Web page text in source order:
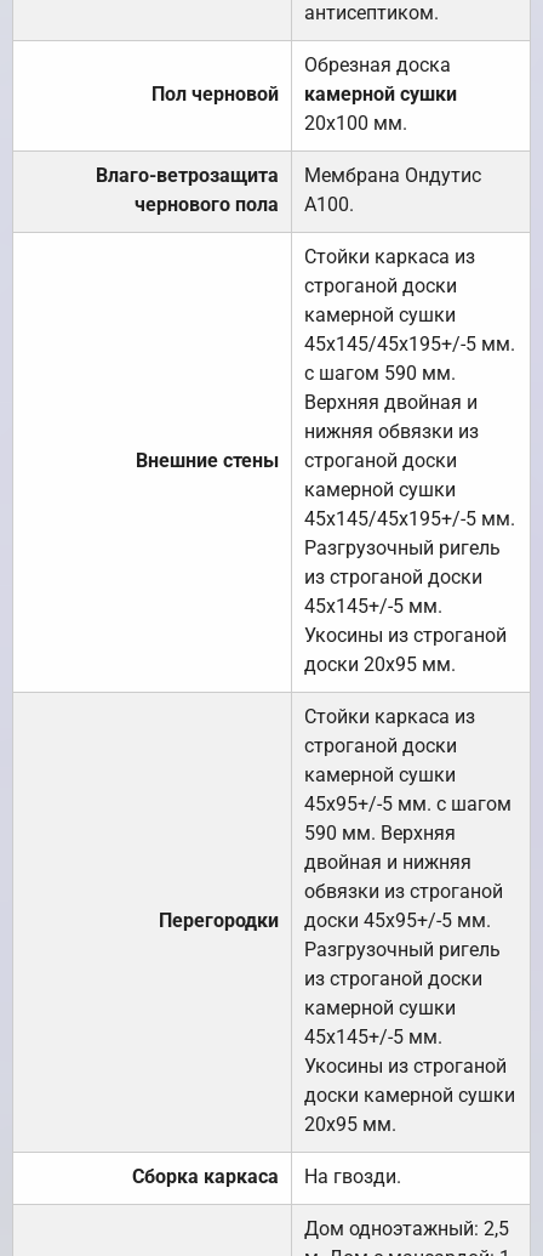
антисептиком.
Пол черновой
Обрезная доска
камерной сушки
20х100 мм.
Влаго-ветрозащита
чернового пола
Мембрана Ондутис
А100.
Внешние стены
Стойки каркаса из
строганой доски
камерной сушки
45х145/45х195+/-5 мм.
с шагом 590 мм.
Верхняя двойная и
нижняя обвязки из
строганой доски
камерной сушки
45х145/45х195+/-5 мм.
Разгрузочный ригель
из строганой доски
45х145+/-5 мм.
Укосины из строганой
доски 20х95 мм.
Перегородки
Стойки каркаса из
строганой доски
камерной сушки
45х95+/-5 мм. с шагом
590 мм. Верхняя
двойная и нижняя
обвязки из строганой
доски 45х95+/-5 мм.
Разгрузочный ригель
из строганой доски
камерной сушки
45х145+/-5 мм.
Укосины из строганой
доски камерной сушки
20х95 мм.
Сборка каркаса На гвозди.
Дом одноэтажный: 2,5